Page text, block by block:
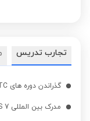
تجارب تدریس
گذراندن دوره های TTC
مدرک بین المللی 7 IELTS